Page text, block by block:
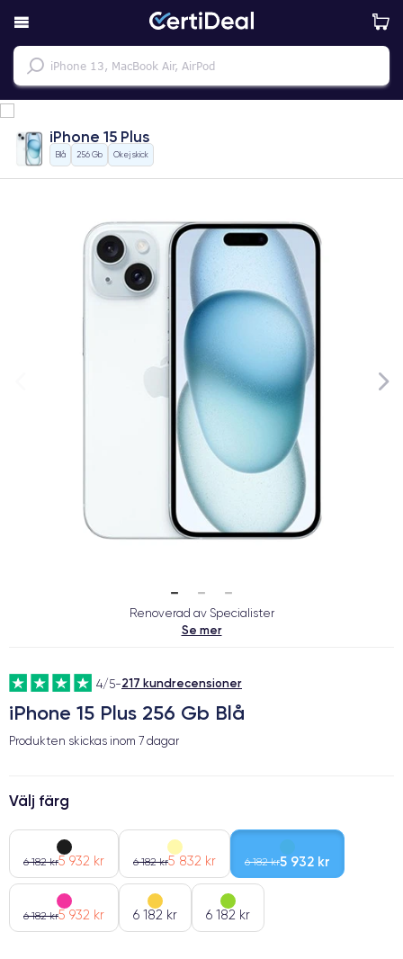
iPhone 15 Plus
Blå 256 Gb Okej skick
Renoverad av Specialister
Se mer
4/5-217 kundrecensioner
iPhone 15 Plus 256 Gb Blå
Produkten skickas inom 7 dagar
Välj färg
6 182 kr5 932 kr 6 182 kr5 832 kr 6 182 kr5 932 kr
6 182 kr5 932 kr 6 182 kr 6 182 kr